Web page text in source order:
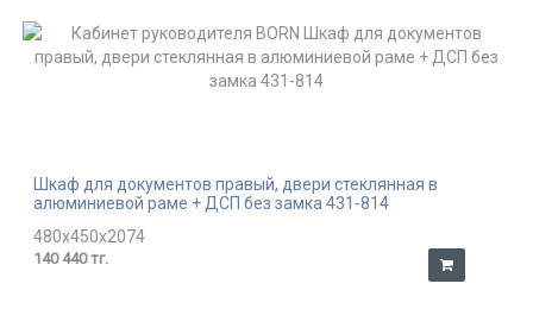
Шкаф для документов правый, двери стеклянная в
алюминиевой раме + ДСП без замка 431-814
480x450x2074
140 440 тг.